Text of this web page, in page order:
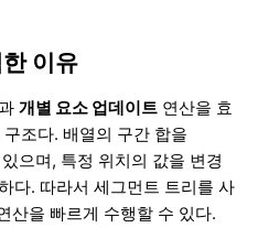
이유
개별 요소 업데이트 연산을 효
조다. 배열의 구간 합을
으며, 특정 위치의 값을 변경
다. 따라서 세그먼트 트리를 사
산을 빠르게 수행할 수 있다.